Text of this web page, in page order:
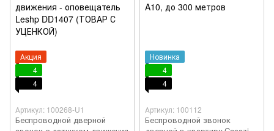
Акция
4
4
Артикул: 100268-U1
Беспроводной дверной
Новинка
4
4
Артикул: 100112
Беспроводной звонок